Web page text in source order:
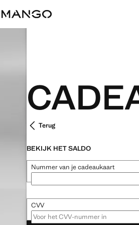
Terug
BEKIJK HET SALDO
Nummer van je cadeaukaart
CVV